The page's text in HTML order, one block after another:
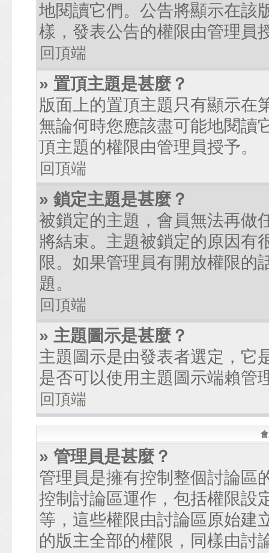
地閱讀它們。公告將顯示在該
樣，發表公告的權限由管理員
回頂端
» 置頂主題是甚麼？
版面上的置頂主題只有顯示在
無論何時您應該盡可能地閱讀
頂主題的權限由管理員授予。
回頂端
» 鎖定主題是甚麼？
被鎖定的主題，會員無法再做
將結束。主題被鎖定的原因有
限。如果管理員有開放權限的
題。
回頂端
» 主題圖示是甚麼？
主題圖示是由發表者選定，它
是否可以使用主題圖示端賴管
回頂端
» 管理員是甚麼？
管理員是擁有控制整個討論區
控制討論區運作，包括權限設
等，這些權限由討論區原始建
的版主全部的權限，同樣由討